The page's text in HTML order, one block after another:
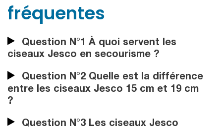
fréquentes
Question N°1 À quoi servent les
ciseaux Jesco en secourisme ?
Question N°2 Quelle est la différence
entre les ciseaux Jesco 15 cm et 19 cm
?
Question N°3 Les ciseaux Jesco